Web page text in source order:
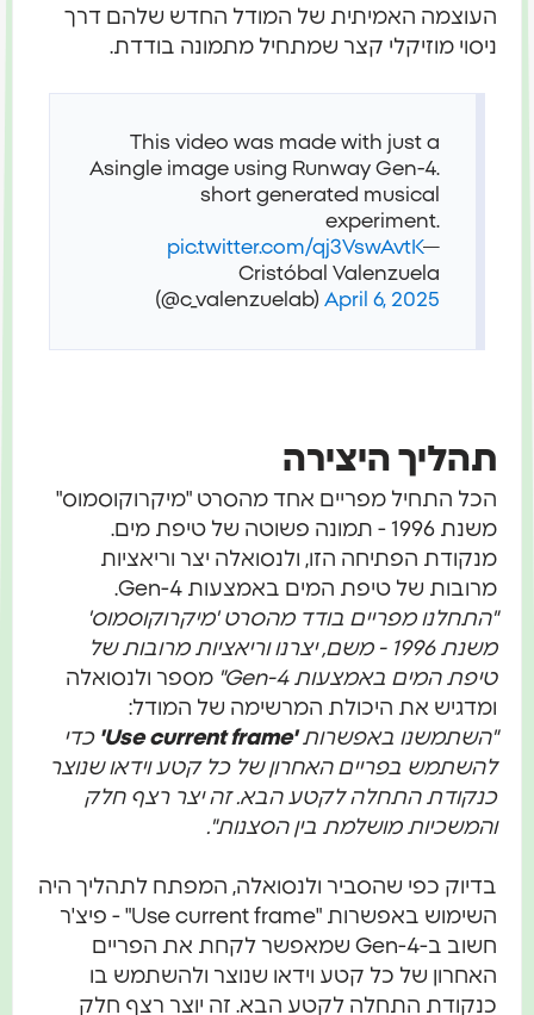
העוצמה האמיתית של המודל החדש שלהם דרך
ניסוי מוזיקלי קצר שמתחיל מתמונה בודדת.
This video was made with just a
single image using Runway Gen-4.
A
short generated musical
experiment.
pic.twitter.com/qj3VswAvtK
Cristóbal Valenzuela
(@c_valenzuelab)April 6, 2025
תהליך היצירה
הכל התחיל מפריים אחד מהסרט "מיקרוקוסמוס"
משנת 1996 - תמונה פשוטה של טיפת מים.
מנקודת הפתיחה הזו, ולנסואלה יצר וריאציות
מרובות של טיפת המים באמצעות Gen-4.
"התחלנו מפריים בודד מהסרט 'מיקרוקוסמוס'
משנת 1996 - משם, יצרנו וריאציות מרובות של
טיפת המים באמצעות Gen-4"
מספר ולנסואלה
ומדגיש את היכולת המרשימה של המודל:
"השתמשנו באפשרות'Use current frame'
כדי
להשתמש בפריים האחרון של כל קטע וידאו שנוצר
כנקודת התחלה לקטע הבא. זה יצר רצף חלק
והמשכיות מושלמת בין הסצנות".
בדיוק כפי שהסביר ולנסואלה, המפתח לתהליך היה
השימוש באפשרות "Use current frame" - פיצ'ר
חשוב ב-Gen-4 שמאפשר לקחת את הפריים
האחרון של כל קטע וידאו שנוצר ולהשתמש בו
כנקודת התחלה לקטע הבא. זה יוצר רצף חלק